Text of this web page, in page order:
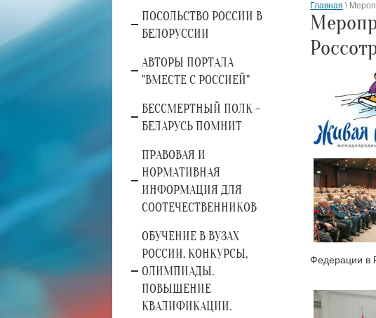
ПОСОЛЬСТВО РОССИИ В
БЕЛОРУССИИ
АВТОРЫ ПОРТАЛА
"ВМЕСТЕ С РОССИЕЙ"
БЕССМЕРТНЫЙ ПОЛК -
БЕЛАРУСЬ ПОМНИТ
ПРАВОВАЯ И
НОРМАТИВНАЯ
ИНФОРМАЦИЯ ДЛЯ
СООТЕЧЕСТВЕННИКОВ
ОБУЧЕНИЕ В ВУЗАХ
РОССИИ. КОНКУРСЫ,
ОЛИМПИАДЫ.
ПОВЫШЕНИЕ
КВАЛИФИКАЦИИ.
Главная \
Федерации в